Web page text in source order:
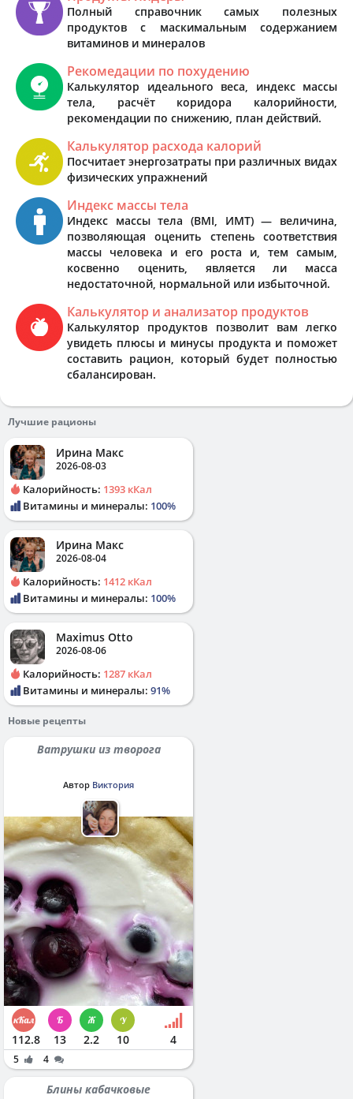
Полный справочник самых полезных
продуктов с маскимальным содержанием
витаминов и минералов
Рекомедации по похудению
Калькулятор идеального веса, индекс массы
тела, расчёт коридора калорийности,
рекомендации по снижению, план действий.
Калькулятор расхода калорий
Посчитает энергозатраты при различных видах
физических упражнений
Индекс массы тела
Индекс массы тела (BMI, ИМТ) — величина,
позволяющая оценить степень соответствия
массы человека и его роста и, тем самым,
косвенно оценить, является ли масса
недостаточной, нормальной или избыточной.
Калькулятор и анализатор продуктов
Калькулятор продуктов позволит вам легко
увидеть плюсы и минусы продукта и поможет
составить рацион, который будет полностью
сбалансирован.
Лучшие рационы
Ирина Макс
2026-08-03
Калорийность: 1393 кКал
Витамины и минералы: 100%
Ирина Макс
2026-08-04
Калорийность: 1412 кКал
Витамины и минералы: 100%
Maximus Otto
2026-08-06
Калорийность: 1287 кКал
Витамины и минералы: 91%
Новые рецепты
Ватрушки из творога
Автор Виктория
112.8 13 2.2 10 4
5 4
Блины кабачковые